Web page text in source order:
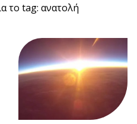
το tag: ανατολή